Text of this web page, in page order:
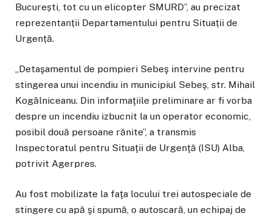
București, tot cu un elicopter SMURD”, au precizat
reprezentanții Departamentului pentru Situații de
Urgență.
„Detaşamentul de pompieri Sebeş intervine pentru
stingerea unui incendiu in municipiul Sebeş, str. Mihail
Kogălniceanu. Din informaţiile preliminare ar fi vorba
despre un incendiu izbucnit la un operator economic,
posibil două persoane rănite”, a transmis
Inspectoratul pentru Situaţii de Urgenţă (ISU) Alba,
potrivit Agerpres.
Au fost mobilizate la faţa locului trei autospeciale de
stingere cu apă şi spumă, o autoscară, un echipaj de